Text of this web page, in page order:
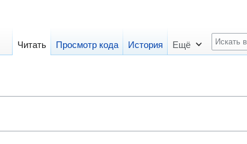
Читать Просмотр кода История Ещё
П
о
к